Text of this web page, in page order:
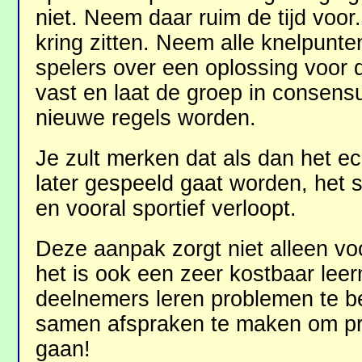
niet. Neem daar ruim de tijd
kring zitten. Neem alle
spelers over een oplossing voor
vast en laat de groep in
nieuwe regels worden.
Je zult merken dat als dan het
later gespeeld gaat worden, het
en vooral sportief verloopt.
Deze aanpak zorgt niet alleen
het is ook een zeer kostbaar
deelnemers leren problemen te
samen afspraken te maken om
gaan!